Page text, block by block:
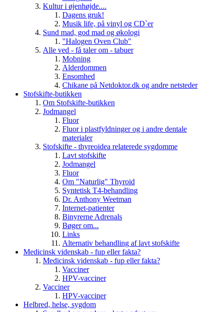
Kultur i øjenhøjde....
Dagens gruk!
Musik life, på vinyl og CD`er
Sund mad, god mad og økologi
"Halogen Oven Club"
Alle ved - få taler om - tabuer
Mobning
Alderdommen
Ensomhed
Chikane på Netdoktor.dk og andre netsteder
Stofskifte-butikken
Om Stofskifte-butikken
Jodmangel
Fluor
Fluor i plastfyldninger og i andre dentale
materialer
Stofskifte - thyreoidea relaterede sygdomme
Lavt stofskifte
Jodmangel
Fluor
Om "Naturlig" Thyroid
Syntetisk T4-behandling
Dr. Anthony Weetman
Internet-patienter
Binyrerne Adrenals
Bøger om...
Links
Alternativ behandling af lavt stofskifte
Medicinsk videnskab - fup eller fakta?
Medicinsk videnskab - fup eller fakta?
Vacciner
HPV-vacciner
Vacciner
HPV-vacciner
Helbred, helse, sygdom